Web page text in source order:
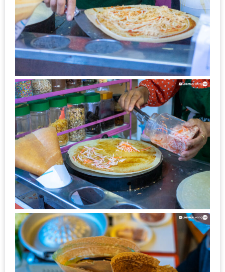
ENEWS
น้า
อ้วน
ชวน
หิว
ข้าว
อะไร
เอ่ย
อร่อย
ที่สุด?
งาน
แฟร์
เรื่อง
บ้าน
ที่
ทุก
คน
ต้อง